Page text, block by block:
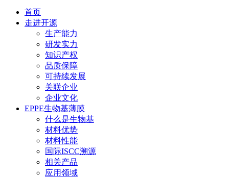
首页
走进开源
生产能力
研发实力
知识产权
品质保障
可持续发展
关联企业
企业文化
EPPE生物基薄膜
什么是生物基
材料优势
材料性能
国际ISCC溯源
相关产品
应用领域